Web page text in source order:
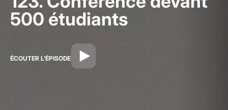
500 étudiants
ÉCOUTER L'ÉPISODE